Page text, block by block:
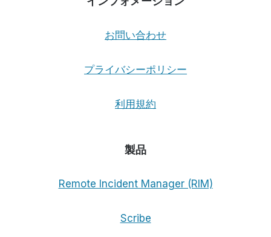
お問い合わせ
プライバシーポリシー
利用規約
製品
Remote Incident Manager (RIM)
Scribe